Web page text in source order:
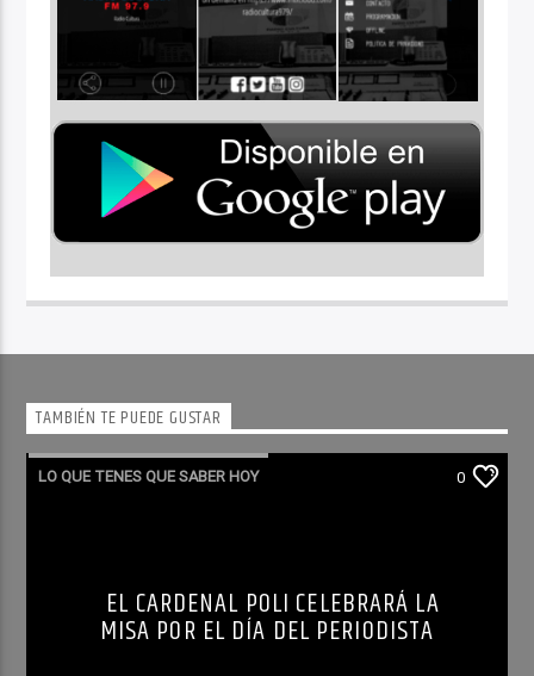
TAMBIÉN TE PUEDE GUSTAR
LO QUE TENES QUE SABER HOY 0
EL CARDENAL POLI CELEBRARÁ LA
MISA POR EL DÍA DEL PERIODISTA